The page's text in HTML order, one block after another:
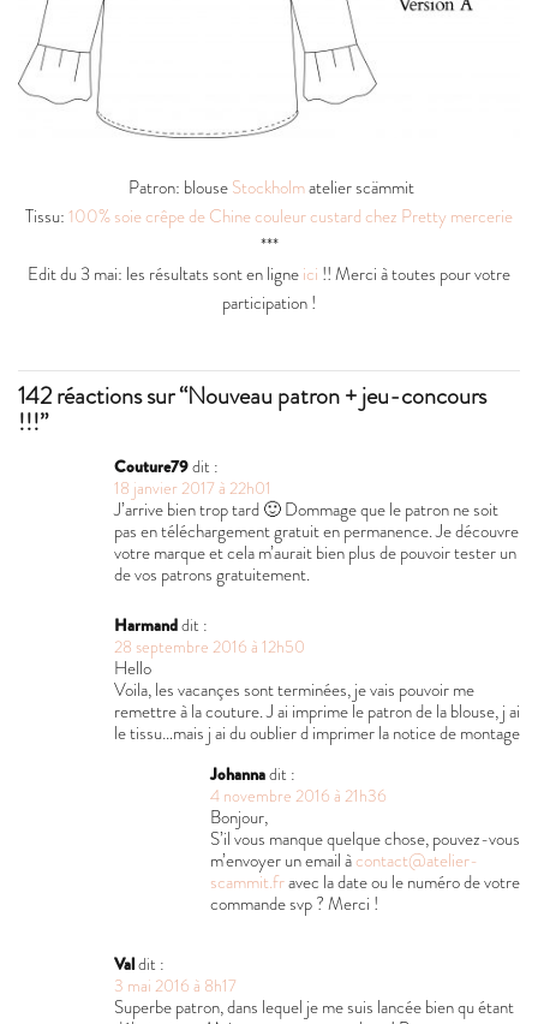
Patron: blouseStockholmatelier scämmit
Tissu:100% soie crêpe de Chine couleur custard chez Pretty mercerie
***
Edit du 3 mai: les résultats sont en ligneici !! Merci à toutes pour votre
participation !
142 réactions sur “Nouveau patron + jeu-concours
!!!”
Couture79dit :
18 janvier 2017 à 22h01
J’arrive bien trop tard 🙂 Dommage que le patron ne soit
pas en téléchargement gratuit en permanence. Je découvre
votre marque et cela m’aurait bien plus de pouvoir tester un
de vos patrons gratuitement.
Harmanddit :
28 septembre 2016 à 12h50
Hello
Voila, les vacançes sont terminées, je vais pouvoir me
remettre à la couture. J ai imprime le patron de la blouse, j ai
le tissu…mais j ai du oublier d imprimer la notice de montage
Johannadit :
4 novembre 2016 à 21h36
Bonjour,
S’il vous manque quelque chose, pouvez-vous
m’envoyer un email àcontact@atelier-
scammit.fravec la date ou le numéro de votre
commande svp ? Merci !
Valdit :
3 mai 2016 à 8h17
Superbe patron, dans lequel je me suis lancée bien qu étant